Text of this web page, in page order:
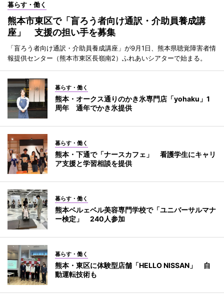
暮らす・働く
熊本市東区で「盲ろう者向け通訳・介助員養成講
座」 支援の担い手を募集
「盲ろう者向け通訳・介助員養成講座」が9月1日、熊本県聴覚障害者情
報提供センター（熊本市東区長嶺南2）ふれあいシアターで始まる。
暮らす・働く
熊本・オークス通りのかき氷専門店「yohaku」1
周年 通年でかき氷提供
暮らす・働く
熊本・下通で「ナースカフェ」 看護学生にキャリ
ア支援と学習相談を提供
暮らす・働く
熊本ベルェベル美容専門学校で「ユニバーサルマナ
ー検定」 240人参加
暮らす・働く
熊本・東区に体験型店舗「HELLO NISSAN」 自
動運転技術も